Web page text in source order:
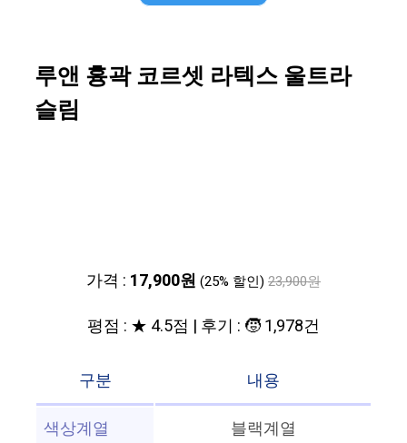
루앤 흉곽 코르셋 라텍스 울트라
슬림
가격 : 17,900원 (25% 할인) 23,900원
평점 : ★ 4.5점 | 후기 : 🧒 1,978건
구분
내용
색상계열
블랙계열